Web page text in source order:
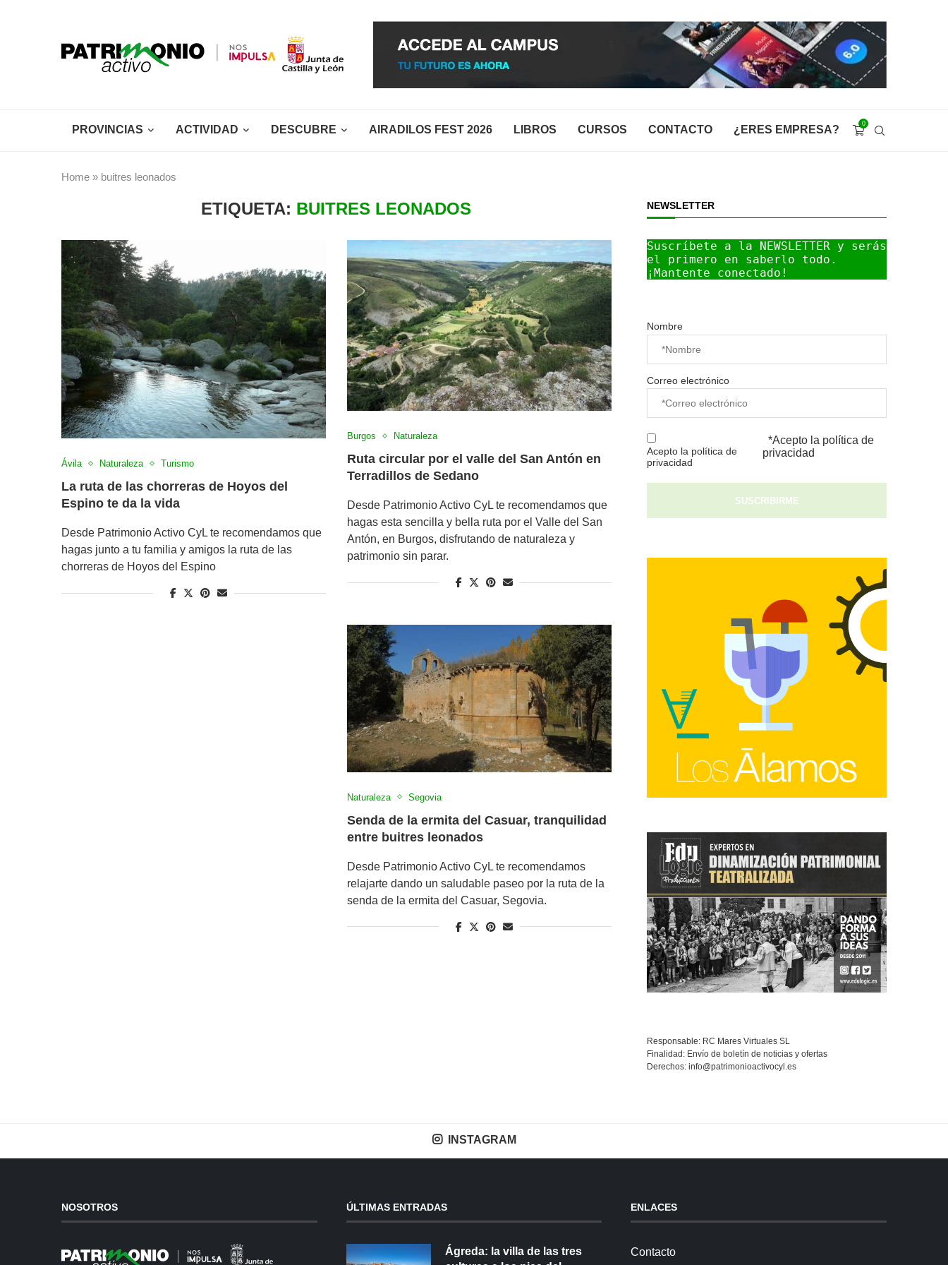
PROVINCIAS ACTIVIDAD DESCUBRE AIRADILOS FEST 2026 LIBROS CURSOS CONTACTO ¿ERES EMPRESA? 0
Home » buitres leonados
ETIQUETA: BUITRES LEONADOS
Ávila Naturaleza Turismo
La ruta de las chorreras de Hoyos del
Espino te da la vida
Desde Patrimonio Activo CyL te recomendamos que
hagas junto a tu familia y amigos la ruta de las
chorreras de Hoyos del Espino
Burgos Naturaleza
Ruta circular por el valle del San Antón en
Terradillos de Sedano
Desde Patrimonio Activo CyL te recomendamos que
hagas esta sencilla y bella ruta por el Valle del San
Antón, en Burgos, disfrutando de naturaleza y
patrimonio sin parar.
Naturaleza Segovia
Senda de la ermita del Casuar, tranquilidad
entre buitres leonados
Desde Patrimonio Activo CyL te recomendamos
relajarte dando un saludable paseo por la ruta de la
senda de la ermita del Casuar, Segovia.
NEWSLETTER
Suscríbete a la NEWSLETTER y serás
el primero en saberlo todo.
¡Mantente conectado!
Nombre
Correo electrónico
Acepto la política de
privacidad
*Acepto la política de
privacidad
Responsable: RC Mares Virtuales SL
Finalidad: Envío de boletín de noticias y ofertas
Derechos: info@patrimonioactivocyl.es
INSTAGRAM
NOSOTROS ÚLTIMAS ENTRADAS
Ágreda: la villa de las tres
ENLACES
Contacto